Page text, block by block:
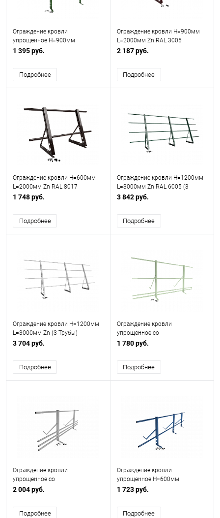
Ограждение кровли
упрощенное H=900мм
L=2000мм Эконом RAL 6002
1 395 руб.
Подробнее
Ограждение кровли H=900мм
L=2000мм Zn RAL 3005
2 187 руб.
Подробнее
Ограждение кровли H=600мм
L=2000мм Zn RAL 8017
1 748 руб.
Подробнее
Ограждение кровли H=1200мм
L=3000мм Zn RAL 6005 (3
Трубы)
3 842 руб.
Подробнее
Ограждение кровли H=1200мм
L=3000мм Zn (3 Трубы)
3 704 руб.
Подробнее
Ограждение кровли
упрощенное со
снегозадержанием H=900мм
1 780 руб.
Подробнее
Ограждение кровли
упрощенное со
снегозадержанием H=600мм
2 004 руб.
Подробнее
Ограждение кровли
упрощенное H=600мм
L=3000мм Эконом RAL 5005
1 723 руб.
Подробнее